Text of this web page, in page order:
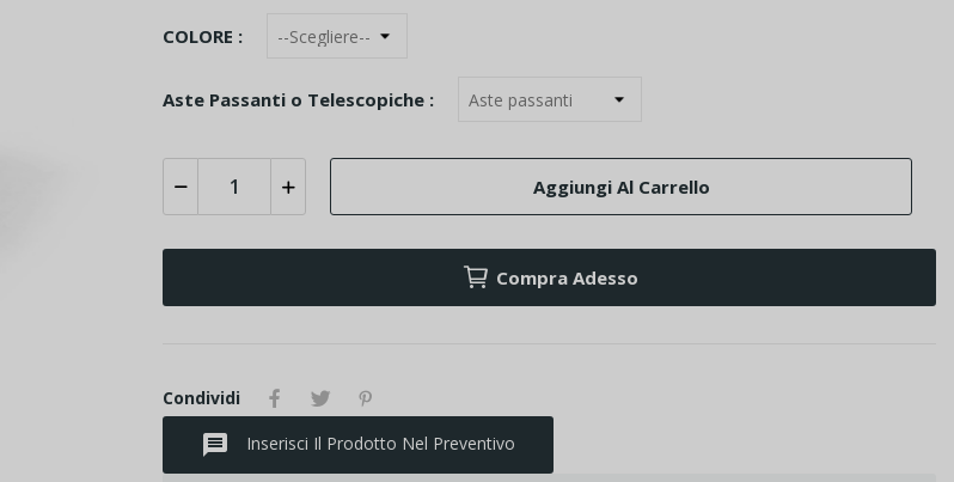
COLORE :
Aste Passanti o Telescopiche :
Aggiungi Al Carrello
Compra Adesso
Condividi
message Inserisci Il Prodotto Nel Preventivo